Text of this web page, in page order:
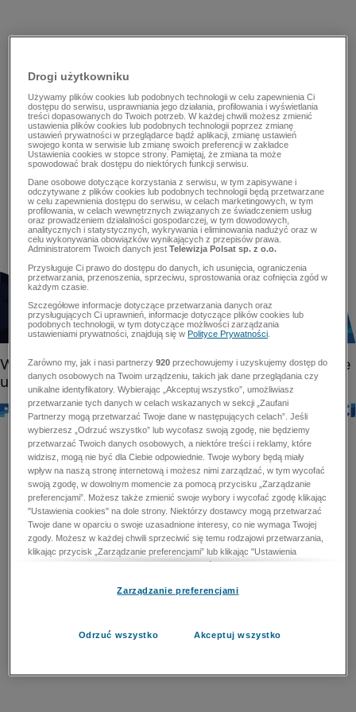
Drogi użytkowniku
Używamy plików cookies lub podobnych technologii w celu zapewnienia Ci
dostępu do serwisu, usprawniania jego działania, profilowania i wyświetlania
treści dopasowanych do Twoich potrzeb. W każdej chwili możesz zmienić
ustawienia plików cookies lub podobnych technologii poprzez zmianę
ustawień prywatności w przeglądarce bądź aplikacji, zmianę ustawień
swojego konta w serwisie lub zmianę swoich preferencji w zakładce
Ustawienia cookies w stopce strony. Pamiętaj, że zmiana ta może
spowodować brak dostępu do niektórych funkcji serwisu.
Dane osobowe dotyczące korzystania z serwisu, w tym zapisywane i
odczytywane z plików cookies lub podobnych technologii będą przetwarzane
w celu zapewnienia dostępu do serwisu, w celach marketingowych, w tym
profilowania, w celach wewnętrznych związanych ze świadczeniem usług
oraz prowadzeniem działalności gospodarczej, w tym dowodowych,
analitycznych i statystycznych, wykrywania i eliminowania nadużyć oraz w
celu wykonywania obowiązków wynikających z przepisów prawa.
Administratorem Twoich danych jestTelewizja Polsat sp. z o.o.
Przysługuje Ci prawo do dostępu do danych, ich usunięcia, ograniczenia
przetwarzania, przenoszenia, sprzeciwu, sprostowania oraz cofnięcia zgód w
każdym czasie.
Szczegółowe informacje dotyczące przetwarzania danych oraz
przysługujących Ci uprawnień, informacje dotyczące plików cookies lub
podobnych technologii, w tym dotyczące możliwości zarządzania
ustawieniami prywatności, znajdują się wPolityce Prywatności
Zarówno my, jak i nasi partnerzy920 przechowujemy i uzyskujemy dostęp do
danych osobowych na Twoim urządzeniu, takich jak dane przeglądania czy
unikalne identyfikatory. Wybierając „Akceptuj wszystko”, umożliwiasz
przetwarzanie tych danych w celach wskazanych w sekcji „Zaufani
Partnerzy mogą przetwarzać Twoje dane w następujących celach”. Jeśli
wybierzesz „Odrzuć wszystko” lub wycofasz swoją zgodę, nie będziemy
przetwarzać Twoich danych osobowych, a niektóre treści i reklamy, które
widzisz, mogą nie być dla Ciebie odpowiednie. Twoje wybory będą miały
wpływ na naszą stronę internetową i możesz nimi zarządzać, w tym wycofać
swoją zgodę, w dowolnym momencie za pomocą przycisku „Zarządzanie
preferencjami”. Możesz także zmienić swoje wybory i wycofać zgodę klikając
"Ustawienia cookies" na dole strony. Niektórzy dostawcy mogą przetwarzać
Twoje dane w oparciu o swoje uzasadnione interesy, co nie wymaga Twojej
zgody. Możesz w każdej chwili sprzeciwić się temu rodzajowi przetwarzania,
klikając przycisk „Zarządzanie preferencjami” lub klikając "Ustawienia
cookies" na dole strony. Nie możesz sprzeciwić się przetwarzaniu przez
zapobiegania oszustwom i naprawiania błędów, a w tym celu mogą zostać
przetwarzaniu danych osobowych w celu dostarczania i prezentacji reklam i
Zarządzanie preferencjami
Odrzuć wszystko Akceptuj wszystko